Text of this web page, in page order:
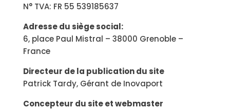
N° TVA: FR 55 539185637
Adresse du siège social:
6, place Paul Mistral – 38000 Grenoble –
France
Directeur de la publication du site
Patrick Tardy, Gérant de Inovaport
Concepteur du site et webmaster